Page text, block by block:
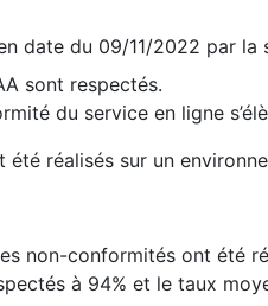
date du 09/11/2022 par
sont respectés.
du service en ligne
été réalisés sur un
non-conformités ont été
à 94% et le taux